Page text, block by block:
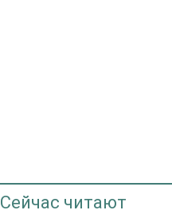
Сейчас читают